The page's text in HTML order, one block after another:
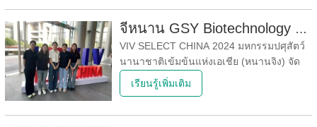
ลูกค้าโดยละเอียด ในเวลาเดียวกัน
จี่หนาน GSY Biotechnology Co.,Ltd ในนิทรรศการ Nanjing VIV
VIV SELECT CHINA 2024 มหกรรมปศุสัตว์
นานาชาติเข้มข้นแห่งเอเชีย (หนานจิง) จัด
ขึ้นอย่างยิ่งใหญ่เมื่อวันที่ 5 กันยายน การเป็น
เจ้าภาพจัดนิทรรศการครั้งนี้ได้เปิดโอกาสให้มี
เรียนรู้เพิ่มเติม